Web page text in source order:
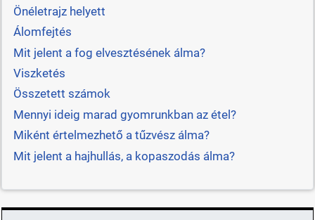
Önéletrajz helyett
Álomfejtés
Mit jelent a fog elvesztésének álma?
Viszketés
Összetett számok
Mennyi ideig marad gyomrunkban az étel?
Miként értelmezhető a tűzvész álma?
Mit jelent a hajhullás, a kopaszodás álma?